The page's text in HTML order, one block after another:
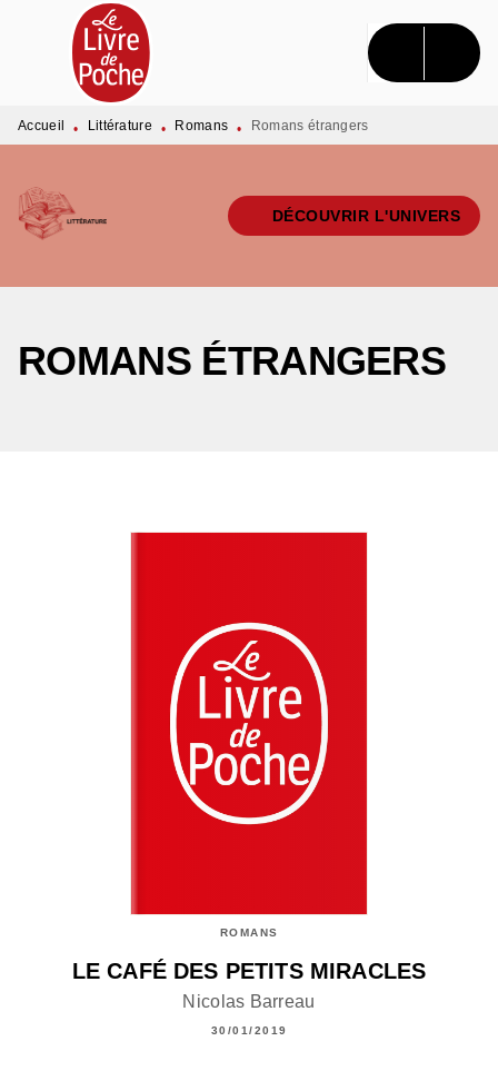
MENU RECHERCHE CONTENU
PIED DE PAGE
Accueil • Littérature • Romans • Romans étrangers
DÉCOUVRIR L'UNIVERS
ROMANS ÉTRANGERS
ROMANS
LE CAFÉ DES PETITS MIRACLES
Nicolas Barreau
30/01/2019